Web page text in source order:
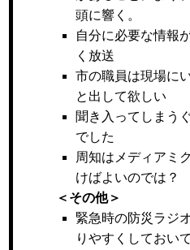
頭に響く。
自分に必要な情報
く放送
市の職員は現場に
と出して欲しい
聞き入ってしまう
でした
周知はメディアミ
けばよいのでは？
＜その他＞
緊急時の防災ラジ
りやすくしておい